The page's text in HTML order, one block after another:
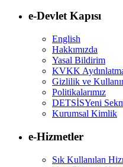
e-Devlet Kapısı
English
Hakkımızda
Yasal Bildirim
KVKK
Gizlilik ve
Politikalarımız
DETSİSYeni
Kurumsal Kimlik
e-Hizmetler
Sık Kullanılan